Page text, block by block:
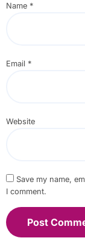
Name *
Email *
Website
Save my name,
I comment.